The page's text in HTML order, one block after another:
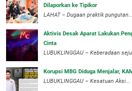
Dilaporkan ke Tipikor
LAHAT – Dugaan praktik pungutan...
Aktivis Desak Aparat Lakukan
Cinta
LUBUKLINGGAU – Keberadaan
Korupsi MBG Diduga Menjalar,
‎LUBUKLINGGAU – Kesatuan Aksi...